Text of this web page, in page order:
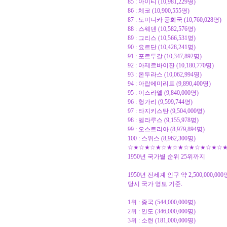
85 : 아이티 (10,981,229명)
86 : 체코 (10,900,555명)
87 : 도미니카 공화국 (10,760,028명)
88 : 스웨덴 (10,582,576명)
89 : 그리스 (10,566,531명)
90 : 요르단 (10,428,241명)
91 : 포르투갈 (10,347,892명)
92 : 아제르바이잔 (10,180,770명)
93 : 온두라스 (10,062,994명)
94 : 아랍에미리트 (9,890,400명)
95 : 이스라엘 (9,840,000명)
96 : 헝가리 (9,599,744명)
97 : 타지키스탄 (9,504,000명)
98 : 벨라루스 (9,155,978명)
99 : 오스트리아 (8,979,894명)
100 : 스위스 (8,962,300명)
1950년 국가별 순위 25위까지
1950년 전세계 인구 약 2,500,000,000
당시 국가 영토 기준.
1위 : 중국 (544,000,000명)
2위 : 인도 (346,000,000명)
3위 : 소련 (181,000,000명)